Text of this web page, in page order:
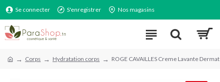
Se connecter S'enregistrer Nos magasins
Corps Hydratation corps ROGE CAVAILLES Creme Lavante